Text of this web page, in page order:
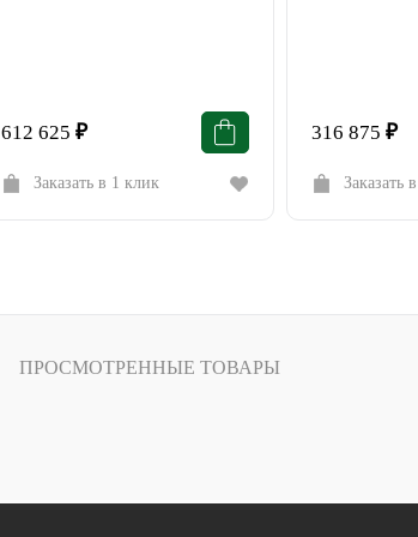
612 625 ₽
Заказать в 1 клик
316 875 ₽
Заказать
ПРОСМОТРЕННЫЕ ТОВАРЫ